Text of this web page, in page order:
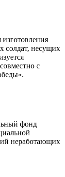
солдат, несущих
с
фонд
неработающих